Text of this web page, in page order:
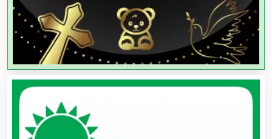
Agencias de Viajes
Agricultores
Agricultura y Ganadería